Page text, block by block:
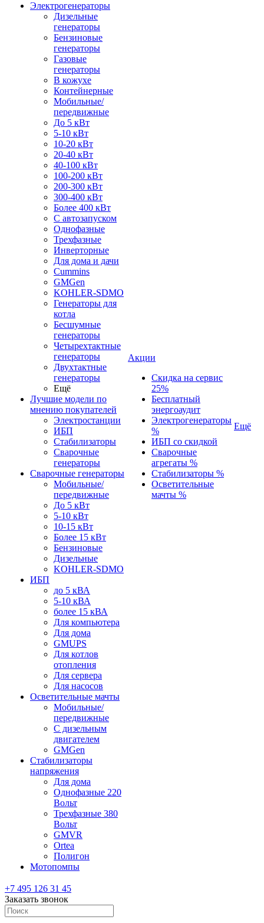
Электрогенераторы
Дизельные
генераторы
Бензиновые
генераторы
Газовые
генераторы
В кожухе
Контейнерные
Мобильные/
передвижные
До 5 кВт
5-10 кВт
10-20 кВт
20-40 кВт
40-100 кВт
100-200 кВт
200-300 кВт
300-400 кВт
Более 400 кВт
С автозапуском
Однофазные
Трехфазные
Инверторные
Для дома и дачи
Cummins
GMGen
KOHLER-SDMO
Генераторы для
котла
Бесшумные
генераторы
Четырехтактные
генераторы
Двухтактные
генераторы
Ещё
Лучшие модели по
мнению покупателей
Электростанции
ИБП
Стабилизаторы
Сварочные
генераторы
Сварочные генераторы
Мобильные/
передвижные
До 5 кВт
5-10 кВт
10-15 кВт
Более 15 кВт
Бензиновые
Дизельные
KOHLER-SDMO
ИБП
до 5 кВА
5-10 кВА
более 15 кВА
Для компьютера
Для дома
GMUPS
Для котлов
отопления
Для сервера
Для насосов
Осветительные мачты
Мобильные/
передвижные
С дизельным
двигателем
GMGen
Стабилизаторы
напряжения
Для дома
Однофазные 220
Вольт
Трехфазные 380
Вольт
GMVR
Ortea
Полигон
Мотопомпы
Акции
Скидка на сервис
25%
Бесплатный
энергоаудит
Электрогенераторы
%
ИБП со скидкой
Сварочные
агрегаты %
Стабилизаторы %
Осветительные
мачты %
Ещё
+7 495 126 31 45
Заказать звонок